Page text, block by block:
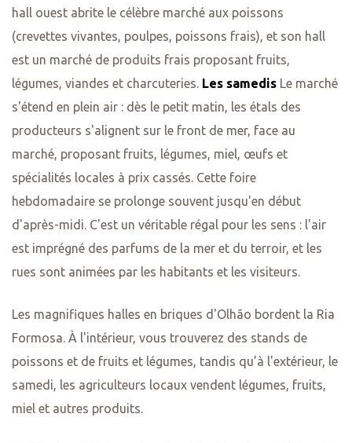
hall ouest abrite le célèbre marché aux poissons
(crevettes vivantes, poulpes, poissons frais), et son hall
est un marché de produits frais proposant fruits,
légumes, viandes et charcuteries. Les samedis Le marché
s'étend en plein air : dès le petit matin, les étals des
producteurs s'alignent sur le front de mer, face au
marché, proposant fruits, légumes, miel, œufs et
spécialités locales à prix cassés. Cette foire
hebdomadaire se prolonge souvent jusqu'en début
d'après-midi. C'est un véritable régal pour les sens : l'air
est imprégné des parfums de la mer et du terroir, et les
rues sont animées par les habitants et les visiteurs.
Les magnifiques halles en briques d'Olhão bordent la Ria
Formosa. À l'intérieur, vous trouverez des stands de
poissons et de fruits et légumes, tandis qu'à l'extérieur, le
samedi, les agriculteurs locaux vendent légumes, fruits,
miel et autres produits.